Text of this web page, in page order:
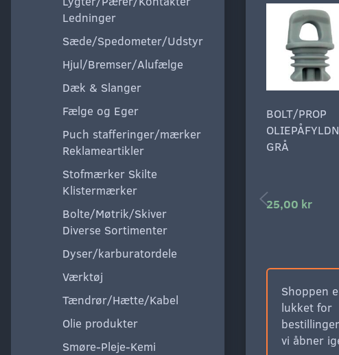
Ledninger
Sæde/Spedometer/Udstyr
Hjul/Bremser/Alufælge
Dæk & Slanger
Fælge og Eger
Puch stafferinger/mærker
Reklameartikler
Stofmærker Skilte
Klistermærker
Bolte/Møtrik/Skiver
Diverse Sortimenter
Dyser/karburatordele
Værktøj
Tændrør/Hætte/Kabel
Olie produkter
Smøre-Pleje-Kemi
BOLT/PROP
GRÅ
25,00 kr
Shoppen
lukket for
vi åbner